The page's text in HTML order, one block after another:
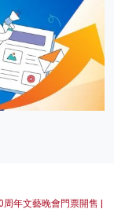
年文藝晚會門票開售 |